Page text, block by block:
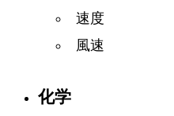
速度
風速
化学